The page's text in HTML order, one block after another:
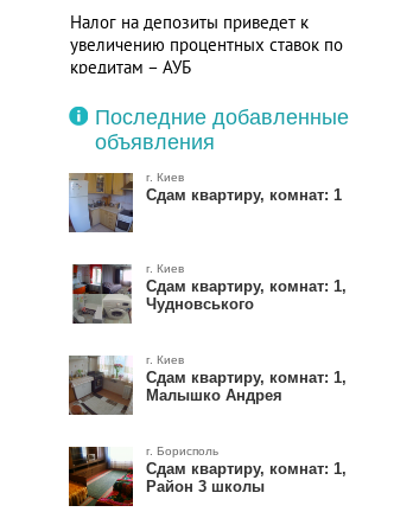
Налог на депозиты приведет к
увеличению процентных ставок по
кредитам – АУБ
Последние добавленные
объявления
г. Киев
Сдам квартиру, комнат: 1
г. Киев
Сдам квартиру, комнат: 1,
Чудновського
г. Киев
Сдам квартиру, комнат: 1,
Малышко Андрея
г. Борисполь
Сдам квартиру, комнат: 1,
Район 3 школы